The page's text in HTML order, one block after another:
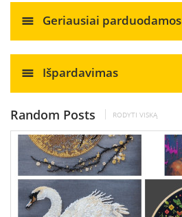
Geriausiai parduodamos
Išpardavimas
Random Posts RODYTI VISKĄ